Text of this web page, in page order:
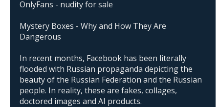
OnlyFans - nudity for sale
Mystery Boxes - Why and How They Are
Dangerous
In recent months, Facebook has been literally
flooded with Russian propaganda depicting the
beauty of the Russian Federation and the Russian
people. In reality, these are fakes, collages,
doctored images and AI products.